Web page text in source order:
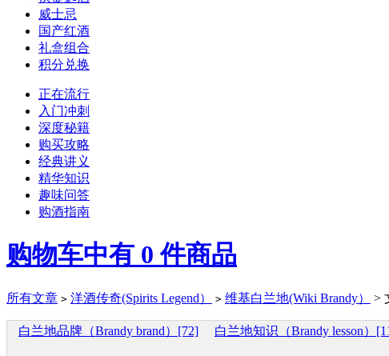
威士忌
国产红酒
礼盒组合
积分兑换
正在流行
入门冲刺
深度秘籍
购买攻略
经典讲义
精华知识
趣味问答
购酒指南
购物车中有 0 件商品
所有文章 > 洋酒传奇(Spirits Legend） > 维基白兰地(Wiki Brandy） >
白兰地品牌（Brandy brand）[72] 白兰地知识（Brandy lesson）